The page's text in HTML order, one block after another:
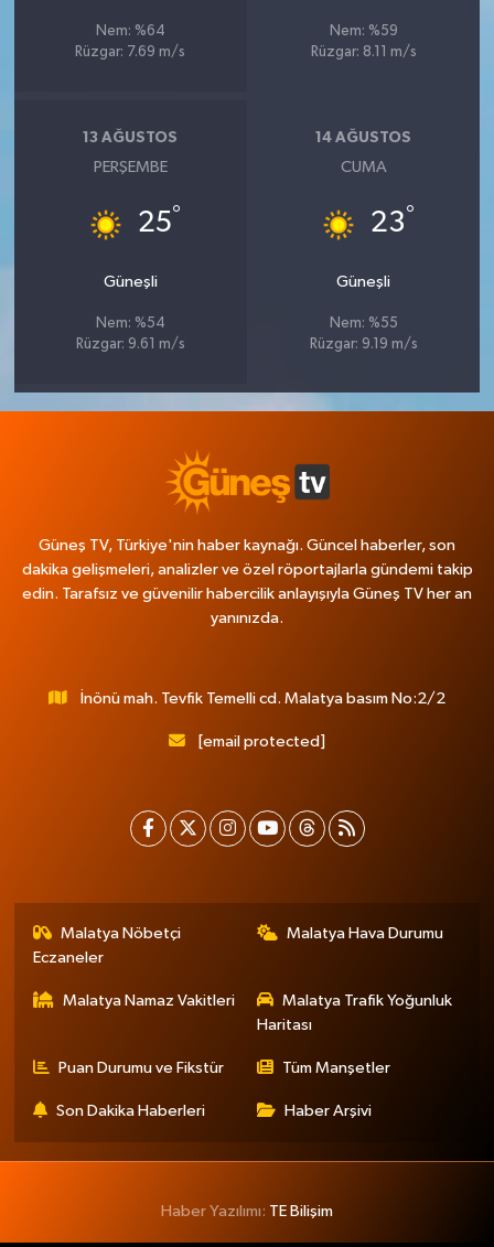
Nem: %64
Rüzgar: 7.69 m/s
Nem: %59
Rüzgar: 8.11 m/s
13 AĞUSTOS
PERŞEMBE
25°
Güneşli
Nem: %54
Rüzgar: 9.61 m/s
14 AĞUSTOS
CUMA
23°
Güneşli
Nem: %55
Rüzgar: 9.19 m/s
Güneş TV, Türkiye'nin haber kaynağı. Güncel haberler, son
dakika gelişmeleri, analizler ve özel röportajlarla gündemi takip
edin. Tarafsız ve güvenilir habercilik anlayışıyla Güneş TV her an
yanınızda.
İnönü mah. Tevfik Temelli cd. Malatya basım No:2/2
[email protected]
Malatya Nöbetçi
Eczaneler
Malatya Hava Durumu
Malatya Namaz Vakitleri
Malatya Trafik Yoğunluk
Haritası
Puan Durumu ve Fikstür Tüm Manşetler
Son Dakika Haberleri Haber Arşivi
Haber Yazılımı: TE Bilişim